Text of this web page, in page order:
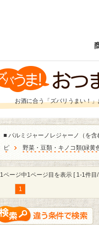
お酒に合う「ズバリうまい！
■ パルミジャーノレジャーノ（を含
ピ
野菜・豆類・キノコ類(緑黄
1ページ中1ページ目を表示 [ 1-1件目
1